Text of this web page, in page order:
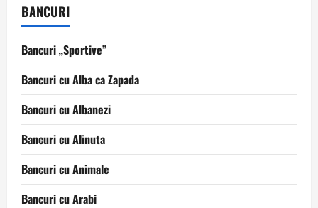
I
Feeling
(Sincron
Public)
BANCURI
Bancuri „Sportive”
Bancuri cu Alba ca Zapada
Bancuri cu Albanezi
Bancuri cu Alinuta
Bancuri cu Animale
Bancuri cu Arabi